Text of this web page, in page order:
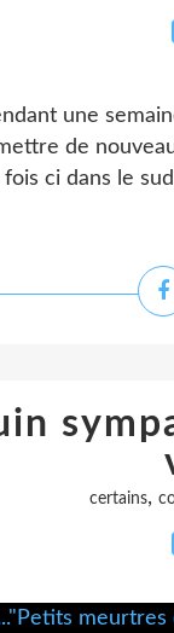
une
de
ci dans le
certains,